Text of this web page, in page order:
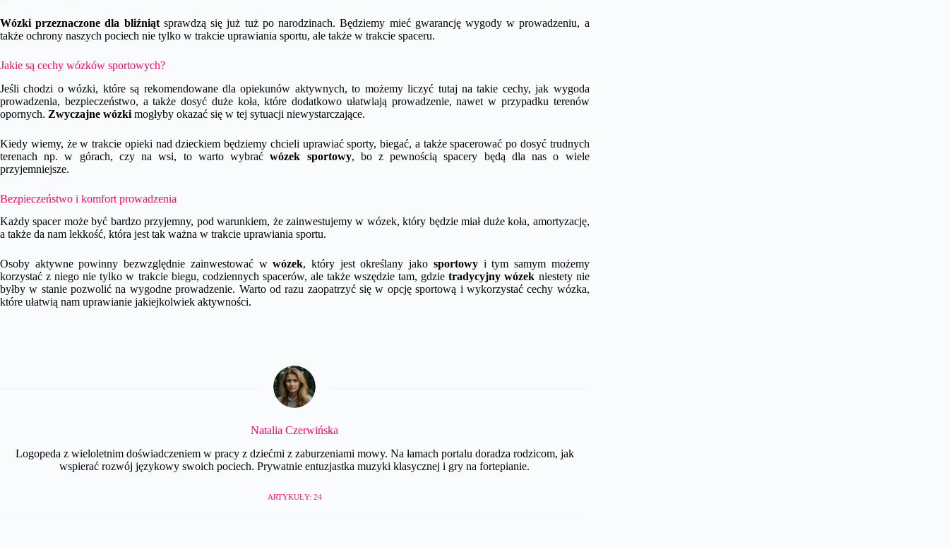
Wózki przeznaczone dla bliźniątsprawdzą się już tuż po narodzinach. Będziemy mieć gwarancję wygody w prowadzeniu, a
także ochrony naszych pociech nie tylko w trakcie uprawiania sportu, ale także w trakcie spaceru.
Jakie są cechy wózków sportowych?
Jeśli chodzi o wózki, które są rekomendowane dla opiekunów aktywnych, to możemy liczyć tutaj na takie cechy, jak wygoda
prowadzenia, bezpieczeństwo, a także dosyć duże koła, które dodatkowo ułatwiają prowadzenie, nawet w przypadku terenów
opornych. Zwyczajne wózki mogłyby okazać się w tej sytuacji niewystarczające.
Kiedy wiemy, że w trakcie opieki nad dzieckiem będziemy chcieli uprawiać sporty, biegać, a także spacerować po dosyć trudnych
terenach np. w górach, czy na wsi, to warto wybraćwózek sportowy, bo z pewnością spacery będą dla nas o wiele
przyjemniejsze.
Bezpieczeństwo i komfort prowadzenia
Każdy spacer może być bardzo przyjemny, pod warunkiem, że zainwestujemy w wózek, który będzie miał duże koła, amortyzację,
a także da nam lekkość, która jest tak ważna w trakcie uprawiania sportu.
Osoby aktywne powinny bezwzględnie zainwestować wwózek, który jest określany jako sportowyi tym samym możemy
korzystać z niego nie tylko w trakcie biegu, codziennych spacerów, ale także wszędzie tam, gdzietradycyjny wózek niestety nie
byłby w stanie pozwolić na wygodne prowadzenie. Warto od razu zaopatrzyć się w opcję sportową i wykorzystać cechy wózka,
które ułatwią nam uprawianie jakiejkolwiek aktywności.
Natalia Czerwińska
Logopeda z wieloletnim doświadczeniem w pracy z dziećmi z zaburzeniami mowy. Na łamach portalu doradza rodzicom, jak
wspierać rozwój językowy swoich pociech. Prywatnie entuzjastka muzyki klasycznej i gry na fortepianie.
ARTYKUŁY: 24